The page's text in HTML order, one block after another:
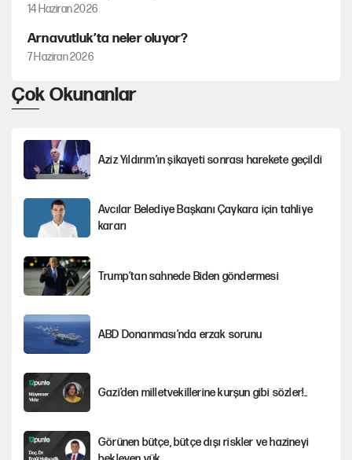
Çok Okunanlar
Aziz Yıldırım’ın şikayeti sonrası harekete geçildi
Avcılar Belediye Başkanı Çaykara için tahliye
kararı
Trump’tan sahnede Biden göndermesi
ABD Donanması’nda erzak sorunu
Gazi’den milletvekillerine kurşun gibi sözler!..
Görünen bütçe, bütçe dışı riskler ve hazineyi
14 Haziran 2026
Arnavutluk’ta neler oluyor?
7 Haziran 2026